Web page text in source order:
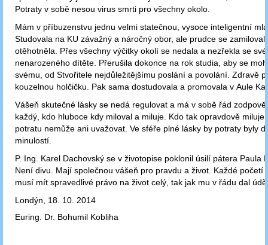
Potraty v sobě nesou virus smrti pro všechny okolo.
Mám v příbuzenstvu jednu velmi statečnou, vysoce inteligentní
Studovala na KU závažný a náročný obor, ale prudce se
otěhotněla. Přes všechny výčitky okolí se nedala a nezřekla se
nenarozeného dítěte. Přerušila dokonce na rok studia, aby se
svému, od Stvořitele nejdůležitějšímu poslání a povolání. Zdravě
kouzelnou holčičku. Pak sama dostudovala a promovala v Aule
Vášeň skutečné lásky se nedá regulovat a má v sobě řád
každý, kdo hluboce kdy miloval a miluje. Kdo tak opravdově
potratu nemůže ani uvažovat. Ve sféře plné lásky by potraty byly
minulostí.
P. Ing. Karel Dachovský se v životopise poklonil úsilí pátera Paula
Není divu. Mají společnou vášeň pro pravdu a život. Každé početí
musí mít spravedlivé právo na život celý, tak jak mu v řádu dal
Londýn, 18. 10. 2014
Euring. Dr. Bohumil Kobliha